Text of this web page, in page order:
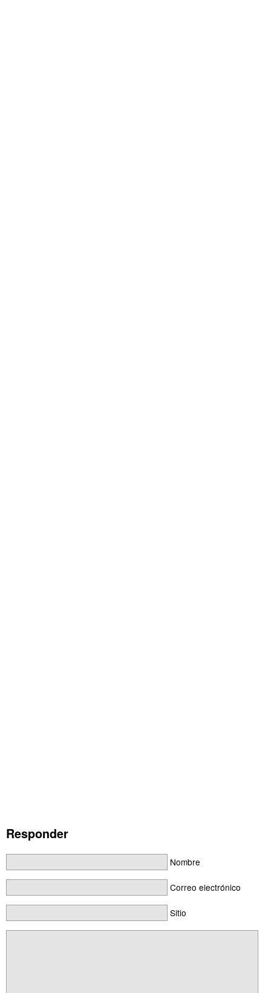
Responder
Nombre
Correo electrónico
Sitio